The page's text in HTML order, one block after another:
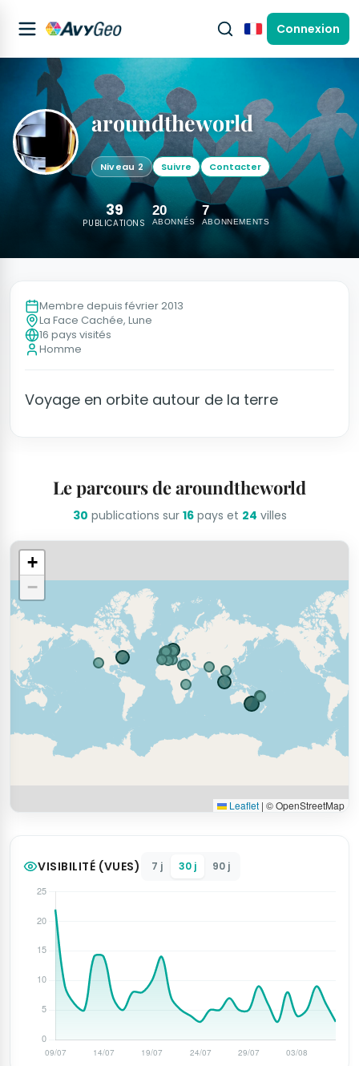
FrançaisConnexion
aroundtheworld
Niveau 2 Suivre Contacter
39
PUBLICATIONS
20
ABONNÉS
7
ABONNEMENTS
Membre depuis février 2013
La Face Cachée, Lune
16 pays visités
Homme
Voyage en orbite autour de la terre
Le parcours de aroundtheworld
30 publications sur 16pays et 24 villes
+
−
Leaflet | © OpenStreetMap
VISIBILITÉ (VUES) 7 j 30 j 90 j